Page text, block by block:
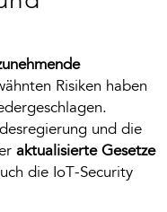
Risiken haben
und die
aktualisierte Gesetze
die IoT-Security